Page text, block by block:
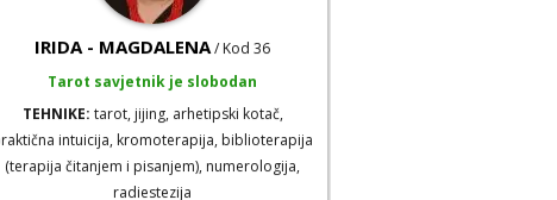
IRIDA - MAGDALENA
tarot, jijing, arhetipski kotač,
praktična intuicija, kromoterapija, biblioterapija
(terapija čitanjem i pisanjem), numerologija,
radiestezija